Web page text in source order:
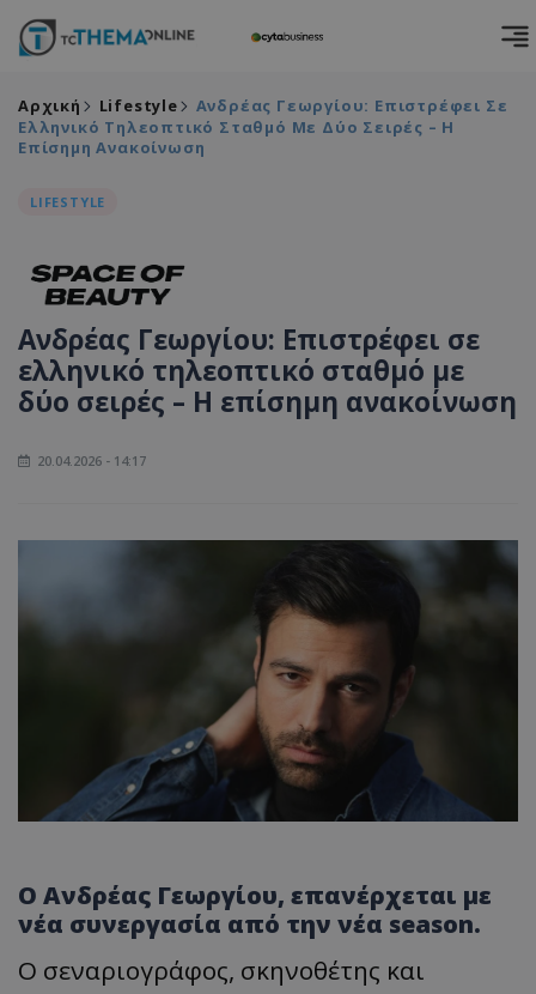
Αρχική Lifestyle
Ανδρέας Γεωργίου: Επιστρέφει Σε
Ελληνικό Τηλεοπτικό Σταθμό Με Δύο Σειρές – Η
Επίσημη Ανακοίνωση
LIFESTYLE
Ανδρέας Γεωργίου: Επιστρέφει σε
ελληνικό τηλεοπτικό σταθμό με
δύο σειρές – Η επίσημη ανακοίνωση
20.04.2026 - 14:17
Ο Ανδρέας Γεωργίου, επανέρχεται με
νέα συνεργασία από την νέα season.
Ο σεναριογράφος, σκηνοθέτης και